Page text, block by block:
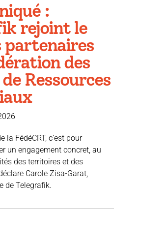
:
rejoint le
partenaires
des
Ressources
la FédéCRT, c’est pour
un engagement concret, au
des territoires et des
Carole Zisa-Garat,
de Telegrafik.